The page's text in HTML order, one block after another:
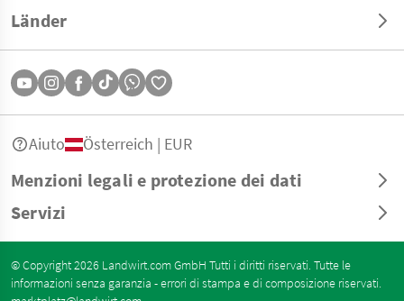
Länder
Menzioni legali e protezione dei dati
Servizi
Aiuto Österreich | EUR
© Copyright 2026 Landwirt.com GmbH Tutti i diritti riservati. Tutte le
informazioni senza garanzia - errori di stampa e di composizione riservati.